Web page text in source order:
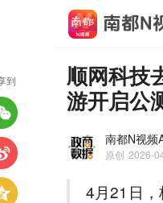
顺网科技
游开启公
南都N视频
原创 2026-
4月21日
到